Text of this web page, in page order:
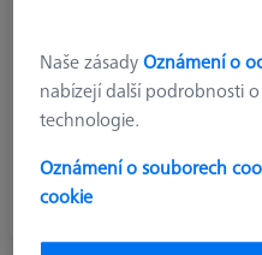
Upínací talířky VAST/
Naše zásadyOznámení o
nabízejí další podrobnosti
technologie.
Oznámení o souborech
cookie